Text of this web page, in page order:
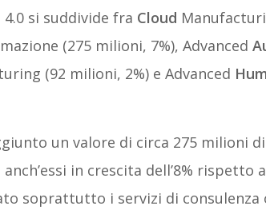
si suddivide fra Cloud
(275 milioni, 7%), Advanced
(92 milioni, 2%) e Advanced
un valore di circa 275 milioni
in crescita dell’8% rispetto
soprattutto i servizi di consulenza